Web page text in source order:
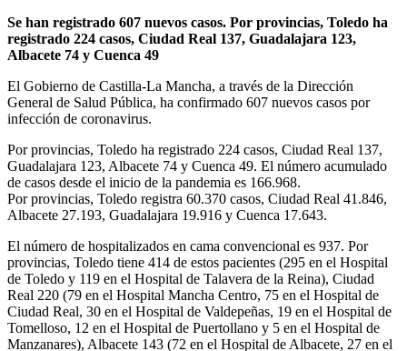
Se han registrado 607 nuevos casos. Por provincias, Toledo ha
registrado 224 casos, Ciudad Real 137, Guadalajara 123,
Albacete 74 y Cuenca 49
El Gobierno de Castilla-La Mancha, a través de la Dirección
General de Salud Pública, ha confirmado 607 nuevos casos por
infección de coronavirus.
Por provincias, Toledo ha registrado 224 casos, Ciudad Real 137,
Guadalajara 123, Albacete 74 y Cuenca 49. El número acumulado
de casos desde el inicio de la pandemia es 166.968.
Por provincias, Toledo registra 60.370 casos, Ciudad Real 41.846,
Albacete 27.193, Guadalajara 19.916 y Cuenca 17.643.
El número de hospitalizados en cama convencional es 937. Por
provincias, Toledo tiene 414 de estos pacientes (295 en el Hospital
de Toledo y 119 en el Hospital de Talavera de la Reina), Ciudad
Real 220 (79 en el Hospital Mancha Centro, 75 en el Hospital de
Ciudad Real, 30 en el Hospital de Valdepeñas, 19 en el Hospital de
Tomelloso, 12 en el Hospital de Puertollano y 5 en el Hospital de
Manzanares), Albacete 143 (72 en el Hospital de Albacete, 27 en el